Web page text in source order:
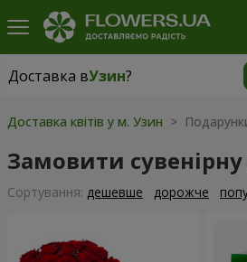
Доставка вУзин?
Доставка вУзин
Доставка квітів у м. Узин >
Замовити
Сортування: дешевше дорожче